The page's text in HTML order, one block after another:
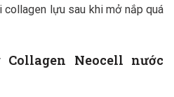
collagen lựu sau khi mở nắp quá
Neocell nước